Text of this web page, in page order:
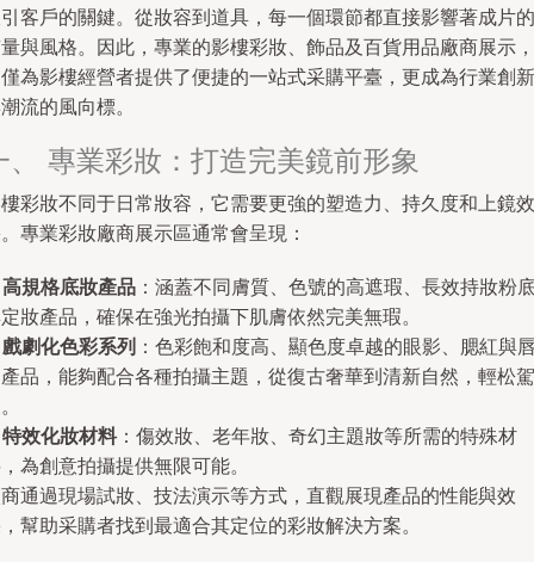
客戶的關鍵。從妝容到道具，每一個環節都直接影響著成片的
與風格。因此，專業的影樓彩妝、飾品及百貨用品廠商展示，
為影樓經營者提供了便捷的一站式采購平臺，更成為行業創新
流的風向標。
、 專業彩妝：打造完美鏡前形象
彩妝不同于日常妝容，它需要更強的塑造力、持久度和上鏡效
專業彩妝廠商展示區通常會呈現：
高規格底妝產品 ：涵蓋不同膚質、色號的高遮瑕、長效持妝粉
妝產品，確保在強光拍攝下肌膚依然完美無瑕。
戲劇化色彩系列 ：色彩飽和度高、顯色度卓越的眼影、腮紅與
品，能夠配合各種拍攝主題，從復古奢華到清新自然，輕松駕
特效化妝材料：傷效妝、老年妝、奇幻主題妝等所需的特殊材
為創意拍攝提供無限可能。
通過現場試妝、技法演示等方式，直觀展現產品的性能與效
幫助采購者找到最適合其定位的彩妝解決方案。